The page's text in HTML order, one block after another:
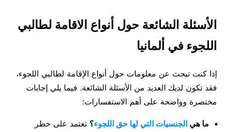
الأسئلة الشائعة حول أنواع الاقامة لطالبي
اللجوء في ألمانيا
إذا كنت تبحث عن معلومات حول أنواع الإقامة لطالبي اللجوء،
فقد تكون لديك العديد من الأسئلة الشائعة. فيما يلي إجابات
مختصرة وواضحة على أهم الاستفسارات:
ما هي الجنسيات التي لها حق اللجوء؟ تعتمد على خطر